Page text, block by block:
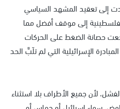
إلى تعقيد المشهد السياسي
إلى موقف أفضل مما
حصانة الضغط على الحركات
الإسرائيلية التي لم تلَبَّ الحد
لأن جميع الأطراف بلا استثناء